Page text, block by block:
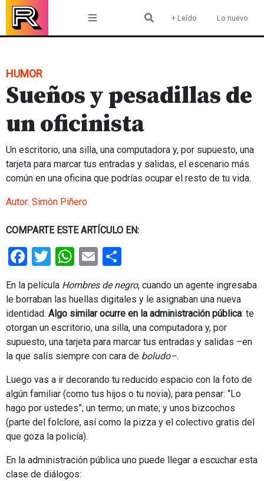
Skip
content
+ Leído Lo nuevo
HUMOR
Sueños y pesadillas de
un oficinista
Un escritorio, una silla, una computadora y, por supuesto, una
tarjeta para marcar tus entradas y salidas, el escenario más
común en una oficina que podrías ocupar el resto de tu vida.
Autor: Simón Piñero
COMPARTE ESTE ARTÍCULO EN:
Facebook
Twitter
WhatsApp
Email
En la película Hombres de negro, cuando un agente ingresaba
le borraban las huellas digitales y le asignaban una nueva
identidad. Algo similar ocurre en la administración pública: te
otorgan un escritorio, una silla, una computadora y, por
supuesto, una tarjeta para marcar tus entradas y salidas –en
la que salís siempre con cara de boludo–.
Luego vas a ir decorando tu reducido espacio con la foto de
algún familiar (como tus hijos o tu novia), para pensar: “Lo
hago por ustedes”; un termo; un mate; y unos bizcochos
(parte del folclore, así como la pizza y el colectivo gratis del
que goza la policía).
En la administración pública uno puede llegar a escuchar esta
clase de diálogos: